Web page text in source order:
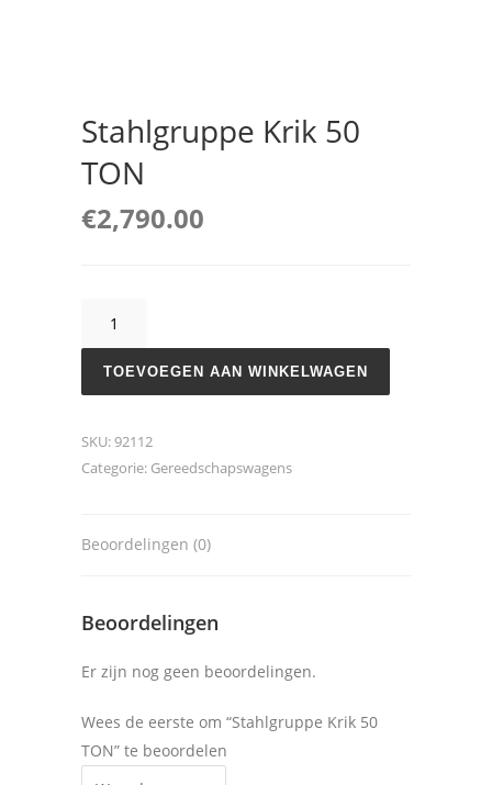
Stahlgruppe Krik 50
TON
€2,790.00
TON
TOEVOEGEN AAN WINKELWAGEN
SKU:92112
Categorie: Gereedschapswagens
Beoordelingen (0)
Beoordelingen
Er zijn nog geen beoordelingen.
Wees de eerste om “Stahlgruppe Krik 50
TON” te beoordelen